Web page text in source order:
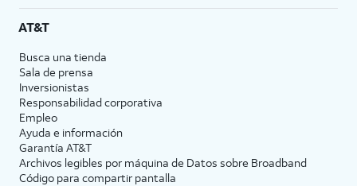
AT&T
Busca una tienda
Sala de prensa
Inversionistas
Responsabilidad corporativa
Empleo
Ayuda e información
Garantía AT&T
Archivos legibles por máquina de Datos sobre Broadband
Código para compartir pantalla